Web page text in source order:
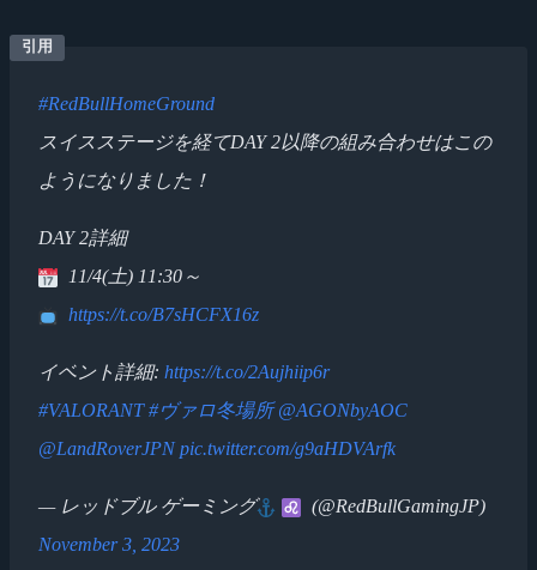
#RedBullHomeGround
スイスステージを経てDAY 2以降の組み合わせはこの
ようになりました！
DAY 2詳細
11/4(土) 11:30～
https://t.co/B7sHCFX16z
イベント詳細: https://t.co/2Aujhiip6r
#VALORANT #ヴァロ冬場所 @AGONbyAOC
@LandRoverJPN pic.twitter.com/g9aHDVArfk
— レッドブル ゲーミング
(@RedBullGamingJP)
November 3, 2023